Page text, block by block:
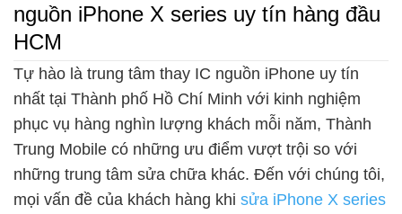
nguồn iPhone X series uy tín hàng đầu
HCM
Tự hào là trung tâm thay IC nguồn iPhone uy tín
nhất tại Thành phố Hồ Chí Minh với kinh nghiệm
phục vụ hàng nghìn lượng khách mỗi năm, Thành
Trung Mobile có những ưu điểm vượt trội so với
những trung tâm sửa chữa khác. Đến với chúng tôi,
mọi vấn đề của khách hàng khi sửa iPhone X series